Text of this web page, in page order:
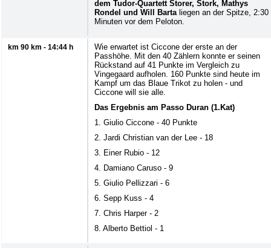
dem Tudor-Quartett Storer, Stork, Mathys
Rondel und Will Barta liegen an der Spitze, 2:30
Minuten vor dem Peloton.
km 90 km - 14:44 h
Wie erwartet ist Ciccone der erste an der
Passhöhe. Mit den 40 Zählern konnte er seinen
Rückstand auf 41 Punkte im Vergleich zu
Vingegaard aufholen. 160 Punkte sind heute im
Kampf um das Blaue Trikot zu holen - und
Ciccone will sie alle.
Das Ergebnis am Passo Duran (1.Kat)
1. Giulio Ciccone - 40 Punkte
2. Jardi Christian van der Lee - 18
3. Einer Rubio - 12
4. Damiano Caruso - 9
5. Giulio Pellizzari - 6
6. Sepp Kuss - 4
7. Chris Harper - 2
8. Alberto Bettiol - 1